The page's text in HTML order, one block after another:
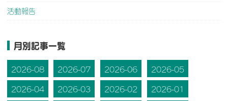
活動報告
月別記事一覧
2026-08
2026-07 2026-06
2026-05
2026-04
2026-03 2026-02
2026-01